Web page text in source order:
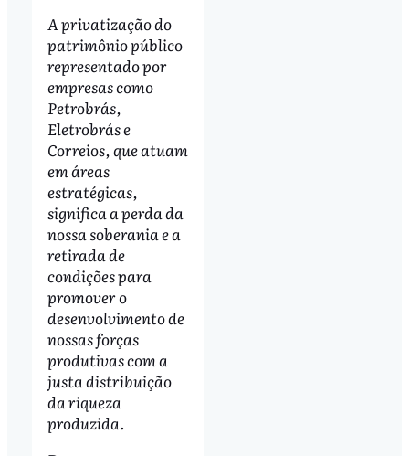
A privatização do
patrimônio público
representado por
empresas como
Petrobrás,
Eletrobrás e
Correios, que atuam
em áreas
estratégicas,
significa a perda da
nossa soberania e a
retirada de
condições para
promover o
desenvolvimento de
nossas forças
produtivas com a
justa distribuição
da riqueza
produzida.